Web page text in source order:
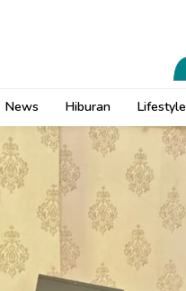
News Hiburan Lifestyle